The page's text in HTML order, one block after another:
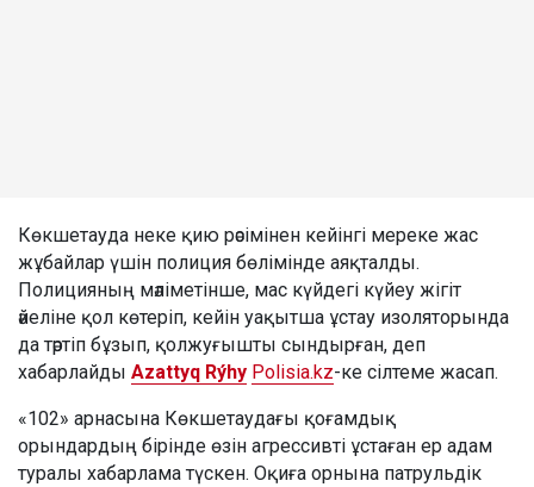
Көкшетауда неке қию рәсімінен кейінгі мереке жас
жұбайлар үшін полиция бөлімінде аяқталды.
Полицияның мәліметінше, мас күйдегі күйеу жігіт
әйеліне қол көтеріп, кейін уақытша ұстау изоляторында
да тәртіп бұзып, қолжуғышты сындырған, деп
хабарлайды Azattyq Rýhy Polisia.kz-ке сілтеме жасап.
«102» арнасына Көкшетаудағы қоғамдық
орындардың бірінде өзін агрессивті ұстаған ер адам
туралы хабарлама түскен. Оқиға орнына патрульдік